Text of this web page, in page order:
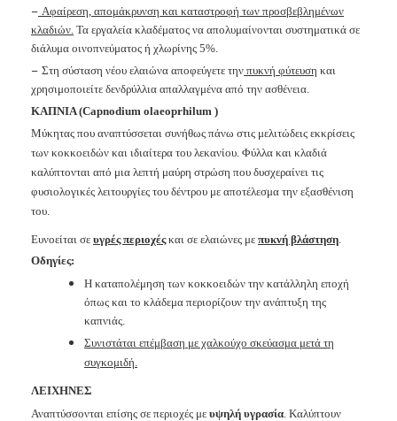
− Αφαίρεση, απομάκρυνση και καταστροφή των προσβεβλημένων
κλαδιών. Τα εργαλεία κλαδέματος να απολυμαίνονται συστηματικά σε
διάλυμα οινοπνεύματος ή χλωρίνης 5%.
− Στη σύσταση νέου ελαιώνα αποφεύγετε την πυκνή φύτευση και
χρησιμοποιείτε δενδρύλλια απαλλαγμένα από την ασθένεια.
ΚΑΠΝΙΑ (Capnodium olaeoprhilum )
Μύκητας που αναπτύσσεται συνήθως πάνω στις μελιτώδεις εκκρίσεις
των κοκκοειδών και ιδιαίτερα του λεκανίου. Φύλλα και κλαδιά
καλύπτονται από μια λεπτή μαύρη στρώση που δυσχεραίνει τις
φυσιολογικές λειτουργίες του δέντρου με αποτέλεσμα την εξασθένιση
του.
Ευνοείται σε υγρές περιοχέςκαι σε ελαιώνες με πυκνή βλάστηση
Οδηγίες:
Η καταπολέμηση των κοκκοειδών την κατάλληλη εποχή
όπως και το κλάδεμα περιορίζουν την ανάπτυξη της
καπνιάς.
Συνιστάται επέμβαση με χαλκούχο σκεύασμα μετά τη
συγκομιδή.
ΛΕΙΧΗΝΕΣ
Αναπτύσσονται επίσης σε περιοχές με υψηλή υγρασία . Καλύπτουν